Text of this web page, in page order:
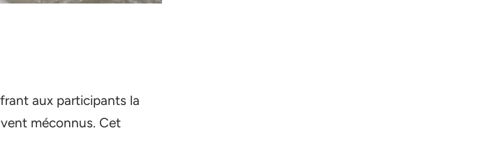
aux participants la
méconnus. Cet